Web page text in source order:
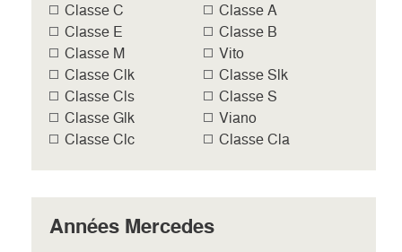
Classe C
Classe A
Classe E
Classe B
Classe M
Vito
Classe Clk
Classe Slk
Classe Cls
Classe S
Classe Glk
Viano
Classe Clc
Classe Cla
Années Mercedes